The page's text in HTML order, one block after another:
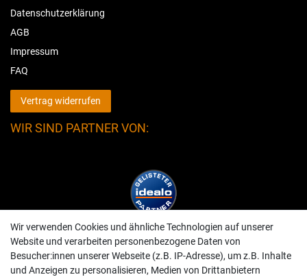
Datenschutzerklärung
AGB
Impressum
FAQ
Vertrag widerrufen
WIR SIND PARTNER VON:
Wir verwenden Cookies und ähnliche Technologien auf unserer
Website und verarbeiten personenbezogene Daten von
Besucher:innen unserer Webseite (z.B. IP-Adresse), um z.B. Inhalte
und Anzeigen zu personalisieren, Medien von Drittanbietern